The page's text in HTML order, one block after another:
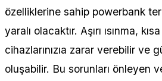
özelliklerine sahip powerbank
yaralı olacaktır. Aşırı ısınma,
cihazlarınızıa zarar verebilir ve
oluşabilir. Bu sorunları önleyen